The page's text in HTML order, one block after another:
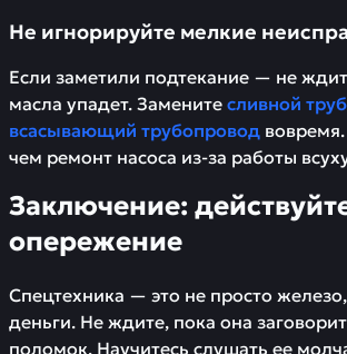
Не игнорируйте мелкие
Если заметили подтекание — не
масла упадет. Замените сливной
всасывающий трубопровод
чем ремонт насоса из-за работы
Заключение:
опережение
Спецтехника — это не просто
деньги. Не ждите, пока она
поломок. Научитесь слушать ее